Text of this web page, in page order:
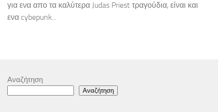
για ενα απο τα καλύτερα Judas Priest τραγούδια, είναι και
ενα cybepunk...
Αναζήτηση
Αναζήτηση